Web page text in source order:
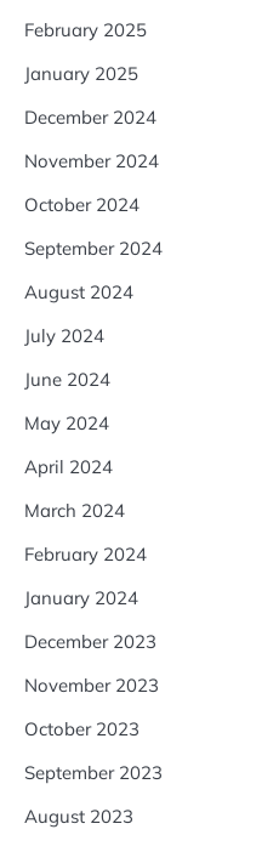
February 2025
January 2025
December 2024
November 2024
October 2024
September 2024
August 2024
July 2024
June 2024
May 2024
April 2024
March 2024
February 2024
January 2024
December 2023
November 2023
October 2023
September 2023
August 2023